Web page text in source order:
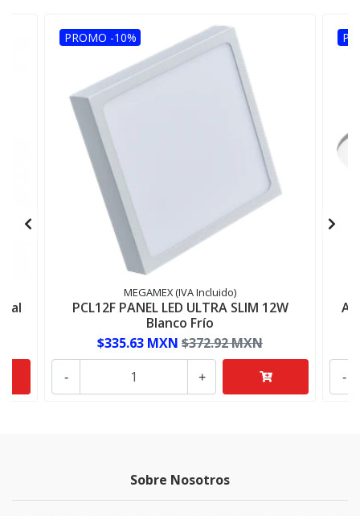
PROMO -10%
MEGAMEX (IVA Incluido)
PCL12F PANEL LED ULTRA SLIM 12W
Blanco Frío
$335.63 MXN $372.92 MXN
+
- -
Sobre Nosotros